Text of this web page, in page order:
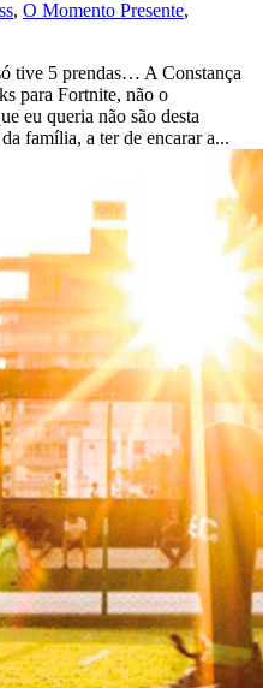
, O Momento Presente,
tive 5 prendas… A Constança
para Fortnite, não o
eu queria não são desta
família, a ter de encarar a...